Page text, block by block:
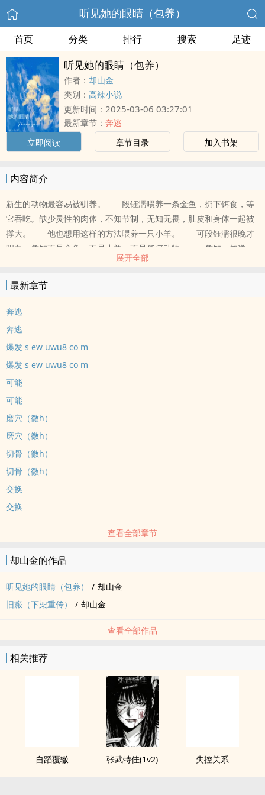
听见她的眼睛（包养）
首页 分类 排行 搜索 足迹
听见她的眼睛（包养）
作者： 却山金
类别： 高辣小说
更新时间： 2025-03-06 03:27:01
最新章节： 奔逃
立即阅读
章节目录 加入书架
内容简介
新生的动物最容易被驯养。 段钰濡喂养一条金鱼，扔下饵食，等
它吞吃。缺少灵性的肉体，不知节制，无知无畏，肚皮和身体一起被
撑大。 他也想用这样的方法喂养一只小羊。 可段钰濡很晚才
明白，詹知不是金鱼、不是小羊、不是任何动物。 詹知。知道，
知晓，无知。 因为无知所以莽撞。 因为无知所以无畏。
————＊1v1，sc，学生妹×美人金主，年龄差12岁，开篇女16男
28?请自行避雷，拒绝代入现实贷款辱骂＊非典型包养/s，单冲这两个
标签的话不建议看＊不收费，喜欢的宝宝们请多多投珠留言让我知道
见wb现生工作很累写文只为自己高兴，看见过分的辱骂评论会直接删
掉文案已替换
展开全部
最新章节
奔逃
奔逃
爆发 s ew uwu8 co m
爆发 s ew uwu8 co m
可能
可能
磨穴（微h）
磨穴（微h）
切骨（微h）
切骨（微h）
交换
交换
查看全部章节
却山金的作品
听见她的眼睛（包养） / 却山金
旧瘢（下架重传）
/ 却山金
查看全部作品
相关推荐
自蹈覆辙 张武特佳(1v2) 失控关系